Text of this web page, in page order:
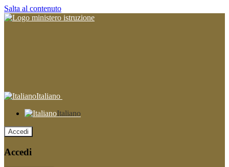
Salta al contenuto
Italiano
Italiano
Accedi
Accedi